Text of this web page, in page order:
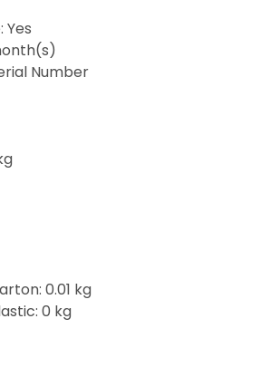
Number
0.01 kg
0 kg